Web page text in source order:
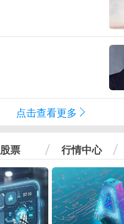
点击查看更多
股票 行情中心